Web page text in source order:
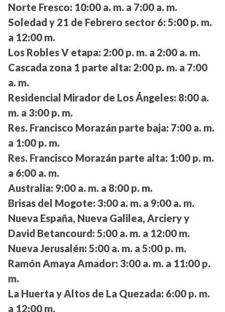
Norte Fresco: 10:00 a. m. a 7:00 a. m.
Soledad y 21 de Febrero sector 6: 5:00 p. m.
a 12:00 m.
Los Robles V etapa: 2:00 p. m. a 2:00 a. m.
Cascada zona 1 parte alta: 2:00 p. m. a 7:00
a. m.
Residencial Mirador de Los Ángeles: 8:00 a.
m. a 3:00 p. m.
Res. Francisco Morazán parte baja: 7:00 a. m.
a 1:00 p. m.
Res. Francisco Morazán parte alta: 1:00 p. m.
a 6:00 a. m.
Australia: 9:00 a. m. a 8:00 p. m.
Brisas del Mogote: 3:00 a. m. a 9:00 a. m.
Nueva España, Nueva Galilea, Arciery y
David Betancourd: 5:00 a. m. a 12:00 m.
Nueva Jerusalén: 5:00 a. m. a 5:00 p. m.
Ramón Amaya Amador: 3:00 a. m. a 11:00 p.
m.
La Huerta y Altos de La Quezada: 6:00 p. m.
a 12:00 m.